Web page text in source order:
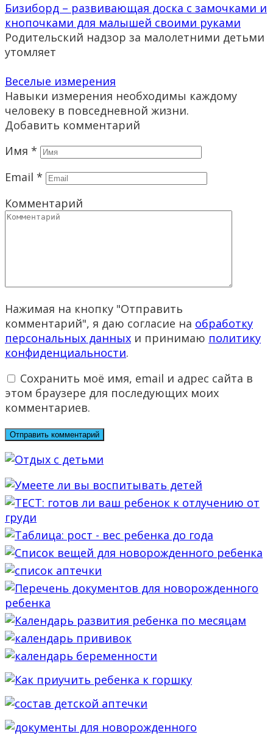
Бизиборд – развивающая доска с замочками и
кнопочками для малышей своими руками
Родительский надзор за малолетними детьми
утомляет
Веселые измерения
Навыки измерения необходимы каждому
человеку в повседневной жизни.
Добавить комментарий
Имя *
Email *
Комментарий
Нажимая на кнопку "Отправить
комментарий", я даю согласие на обработку
персональных данных и принимаю политику
конфиденциальности.
Сохранить моё имя, email и адрес сайта в
этом браузере для последующих моих
комментариев.